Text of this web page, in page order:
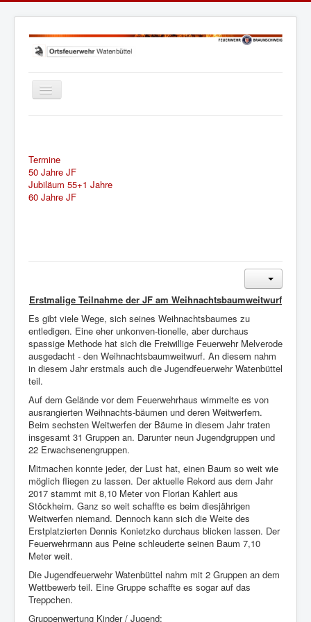
Navigation
an/aus
Jugendfeuerwehr
Kinderfeuerwehr
iserv
Termine
50 Jahre JF
Jubiläum 55+1 Jahre
60 Jahre JF
Erstmalige Teilnahme der JF am Weihnachtsbaumweitwurf
Es gibt viele Wege, sich seines Weihnachtsbaumes zu
entledigen. Eine eher unkonven-tionelle, aber durchaus
spassige Methode hat sich die Freiwillige Feuerwehr Melverode
ausgedacht - den Weihnachtsbaumweitwurf. An diesem nahm
in diesem Jahr erstmals auch die Jugendfeuerwehr Watenbüttel
teil.
Auf dem Gelände vor dem Feuerwehrhaus wimmelte es von
ausrangierten Weihnachts-bäumen und deren Weitwerfern.
Beim sechsten Weitwerfen der Bäume in diesem Jahr traten
insgesamt 31 Gruppen an. Darunter neun Jugendgruppen und
22 Erwachsenengruppen.
Mitmachen konnte jeder, der Lust hat, einen Baum so weit wie
möglich fliegen zu lassen. Der aktuelle Rekord aus dem Jahr
2017 stammt mit 8,10 Meter von Florian Kahlert aus
Stöckheim. Ganz so weit schaffte es beim diesjährigen
Weitwerfen niemand. Dennoch kann sich die Weite des
Erstplatzierten Dennis Konietzko durchaus blicken lassen. Der
Feuerwehrmann aus Peine schleuderte seinen Baum 7,10
Meter weit.
Die Jugendfeuerwehr Watenbüttel nahm mit 2 Gruppen an dem
Wettbewerb teil. Eine Gruppe schaffte es sogar auf das
Treppchen.
Gruppenwertung Kinder / Jugend: